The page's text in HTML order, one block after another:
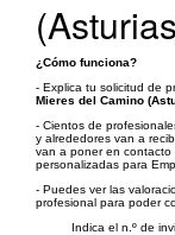
¿Cómo funciona?
- Explica tu solicitud de
Mieres del Camino
- Cientos de
y alrededores van a
van a poner en
personalizadas para
- Puedes ver las
profesional para poder
Indica el n.º de